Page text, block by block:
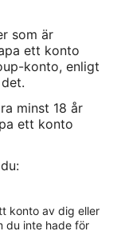
som är
ett konto
konto, enligt
minst 18 år
ett konto
konto av dig eller
du inte hade för